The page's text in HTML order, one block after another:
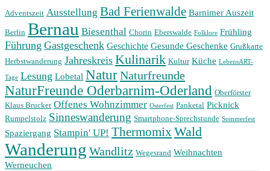
Adventszeit Ausstellung Bad Ferienwalde Barnimer Auszeit
Berlin Bernau Biesenthal Chorin Eberswalde Folklore Frühling
Führung Gastgeschenk Geschichte Gesunde Geschenke Grußkarte
Herbstwanderung Jahreskreis Kulinarik Kultur Küche LebensART-
Tage Lesung Lobetal NaturNaturfreunde
NaturFreunde Oderbarnim-Oderland Oberförster
Klaus Brucker Offenes Wohnzimmer Osterfest Panketal Picknick
Rumpelstolz Sinneswanderung Smartphone-Sprechstunde Sommerfest
Spaziergang Stampin' UP! ThermomixWald
Wanderung Wandlitz Wegesrand Weihnachten
Werneuchen